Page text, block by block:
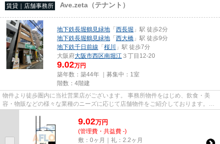
賃貸｜店舗事務所 Ave.zeta（テナント）
地下鉄長堀鶴見緑地 「西長堀 」駅 徒歩2分
地下鉄長堀鶴見緑地 「西大橋 」駅 徒歩9分
地下鉄千日前線 「桜川
」駅 徒歩7分
大阪府大阪市西区南堀江 ３丁目12-20
9.02万円
築年数：築44年 ｜募集中： 1室
階数：4階建
物件より徒歩圏内に当社営業店がございます。 事務所物件をはじめ、飲食・美
容・物販などの様々な業種のニーズに応じて店舗物件をご紹介しております。
尚、弊社ではおとり広告は一切...
9.02万円
(管理費・共益費 -)
敷：0ヶ月｜礼：2.2ヶ月